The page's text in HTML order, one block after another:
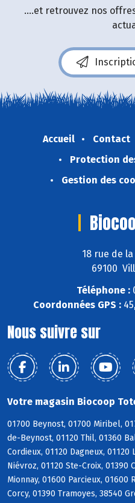
....et retrouvez nos
Accueil Contact
Protection
Gestion des
18 rue de
69100
Téléphone :
Coordonnées GPS :
Nous suivre sur
Votre magasin Biocoop
01700 Beynost, 01700 Miribel,
de-Beynost, 01120 Thil, 01360
Cordieux, 01120 Dagneux,
Niévroz, 01120 Ste-Croix, 01390
Mionnay, 01600 Parcieux, 01600
Corcy, 01390 Tramoyes, 38540